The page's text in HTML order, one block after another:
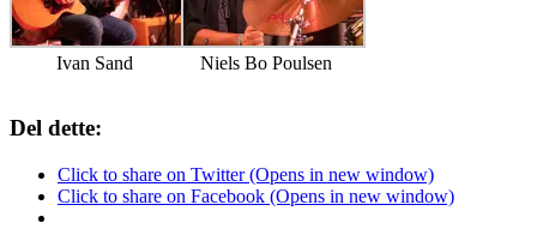
Ivan Sand Niels Bo Poulsen
Del dette:
Click to share on Twitter (Opens in new window)
Click to share on Facebook (Opens in new window)